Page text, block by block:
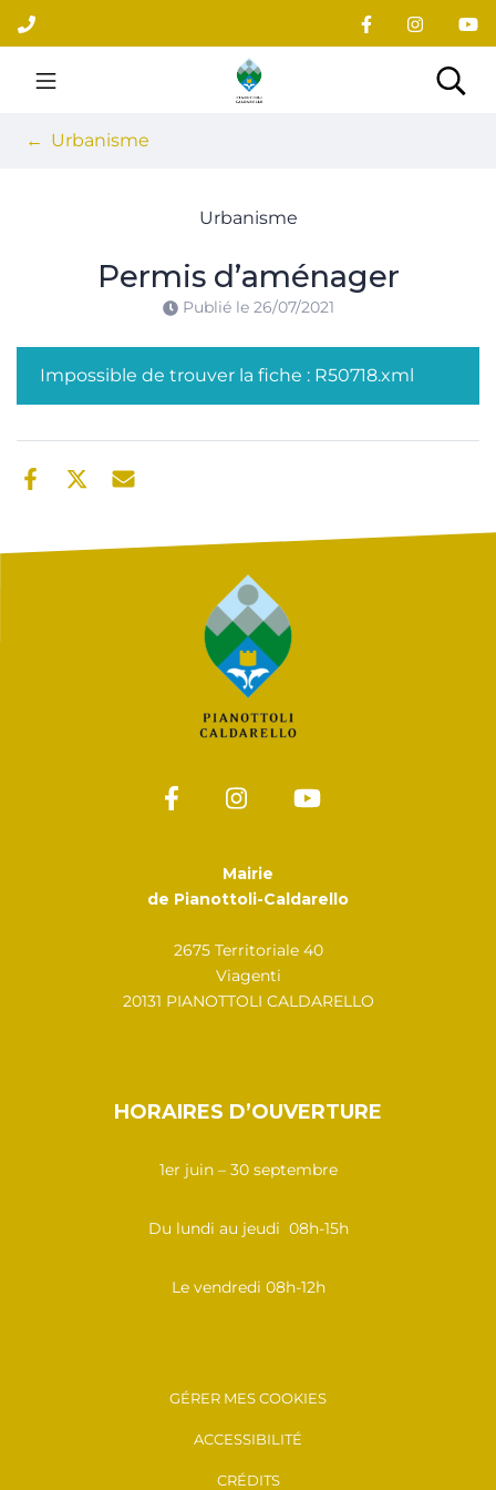
Aller
au
contenu
Site officiel du village
Urbanisme
Urbanisme
Permis d’aménager
Publié le 26/07/2021
Impossible de trouver la fiche : R50718.xml
Mairie
de Pianottoli-Caldarello
2675 Territoriale 40
Viagenti
20131 PIANOTTOLI CALDARELLO
HORAIRES D’OUVERTURE
1er juin – 30 septembre
Du lundi au jeudi 08h-15h
Le vendredi 08h-12h
GÉRER MES COOKIES
ACCESSIBILITÉ
CRÉDITS